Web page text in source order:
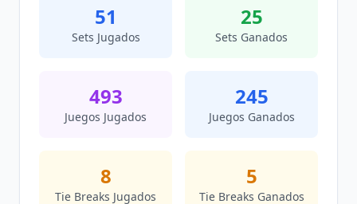
51
Sets Jugados
25
Sets Ganados
493
Juegos Jugados
245
Juegos Ganados
8
Tie Breaks Jugados
5
Tie Breaks Ganados